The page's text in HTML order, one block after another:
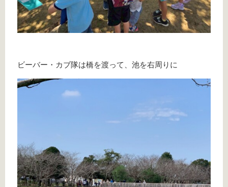
ビーバー・カブ隊は橋を渡って、池を右周りに